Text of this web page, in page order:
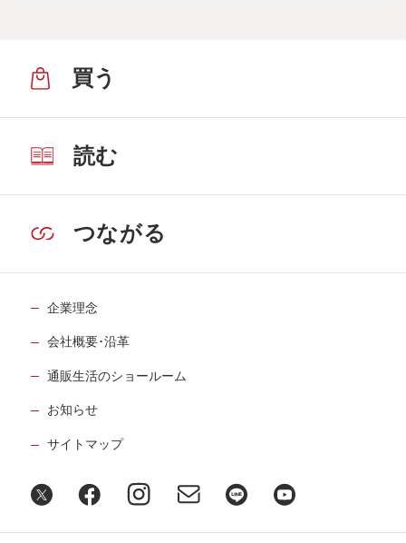
買う
読む
つながる
企業理念
会社概要･沿革
通販生活のショールーム
お知らせ
サイトマップ